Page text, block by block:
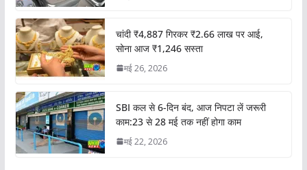
चांदी ₹4,887 गिरकर ₹2.66 लाख पर आई,
सोना आज ₹1,246 सस्ता
मई 26, 2026
SBI कल से 6-दिन बंद, आज निपटा लें जरूरी
काम:23 से 28 मई तक नहीं होगा काम
मई 22, 2026